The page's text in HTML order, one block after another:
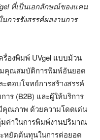
ที่เป็นเอกลักษณ์ของแคน
นการรังสรรค์ผลงานการ
รื่องพิมพ์ UVgel แบบม้วน
คุณสมบัติการพิมพ์อันยอด
ตอบโจทย์การสร้างสรรค์
ร (B2B) และผู้ให้บริการ
คุณภาพ ด้วยความโดดเด่น
ค่าในการพิมพ์งานปริมาณ
หยัดต้นทุนในการต่อยอด